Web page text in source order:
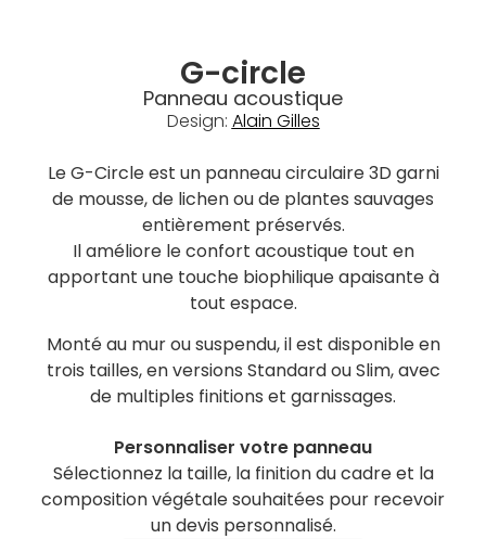
G-circle
Panneau acoustique
Design: Alain Gilles
Le G-Circle est un panneau circulaire 3D garni
de mousse, de lichen ou de plantes sauvages
entièrement préservés.
Il améliore le confort acoustique tout en
apportant une touche biophilique apaisante à
tout espace.
Monté au mur ou suspendu, il est disponible en
trois tailles, en versions Standard ou Slim, avec
de multiples finitions et garnissages.
Personnaliser votre panneau
Sélectionnez la taille, la finition du cadre et la
composition végétale souhaitées pour recevoir
un devis personnalisé.